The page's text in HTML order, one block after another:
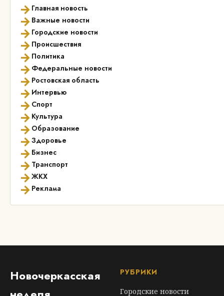
→ Главная новость
→ Важные новости
→ Городские новости
→ Происшествия
→ Политика
→ Федеральные новости
→ Ростовская область
→ Интервью
→ Спорт
→ Культура
→ Образование
→Здоровье
→ Бизнес
→ Транспорт
→ЖКХ
→ Реклама
Новочеркасская
РУБРИКИ
Городские новости